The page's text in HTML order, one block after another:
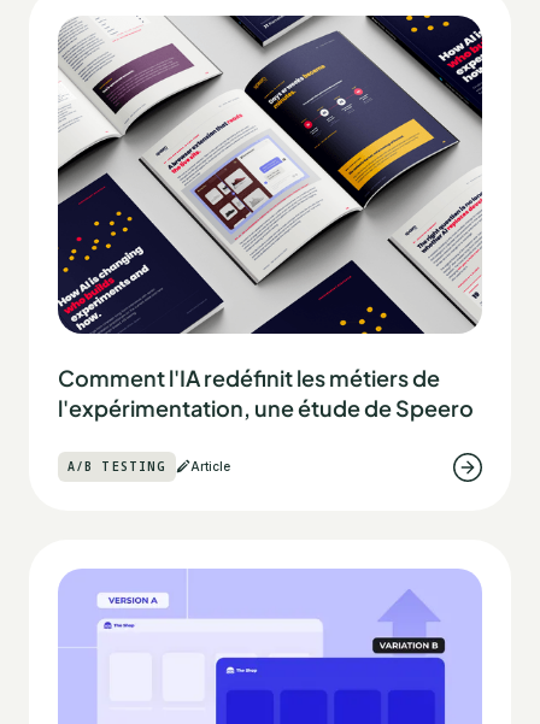
Comment l'IA redéfinit les métiers de
l'expérimentation, une étude de Speero
A/B TESTING Article